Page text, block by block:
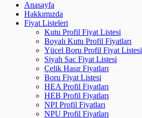
Anasayfa
Hakkımızda
Fiyat Listeleri
Kutu Profil Fiyat Listesi
Boyalı Kutu Profil Fiyatları
Yücel Boru Profil Fiyat Listesi
Siyah Sac Fiyat Listesi
Çelik Hasır Fiyatları
Boru Fiyat Listesi
HEA Profil Fiyatları
HEB Profil Fiyatları
NPI Profil Fiyatları
NPU Profil Fiyatları